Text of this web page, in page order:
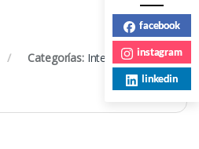
Categorías: Interruptores
facebook
instagram
linkedin